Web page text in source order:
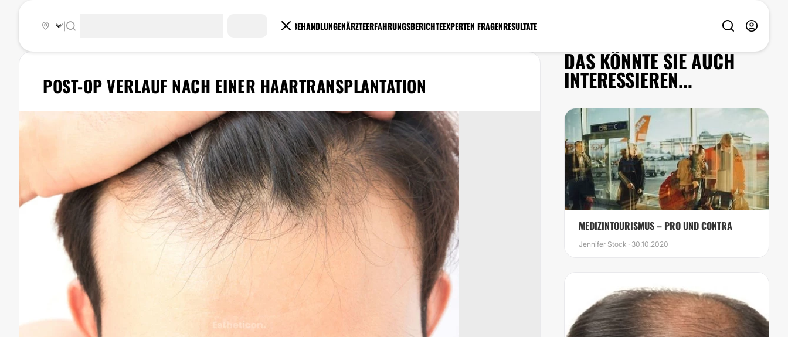
BEHANDLUNGENÄRZTEERFAHRUNGSBERICHTEEXPERTEN FRAGENRESULTATE
POST-OP VERLAUF NACH EINER HAARTRANSPLANTATION
DAS KÖNNTE SIE AUCH
INTERESSIEREN...
MEDIZINTOURISMUS – PRO UND CONTRA
Jennifer Stock · 30.10.2020